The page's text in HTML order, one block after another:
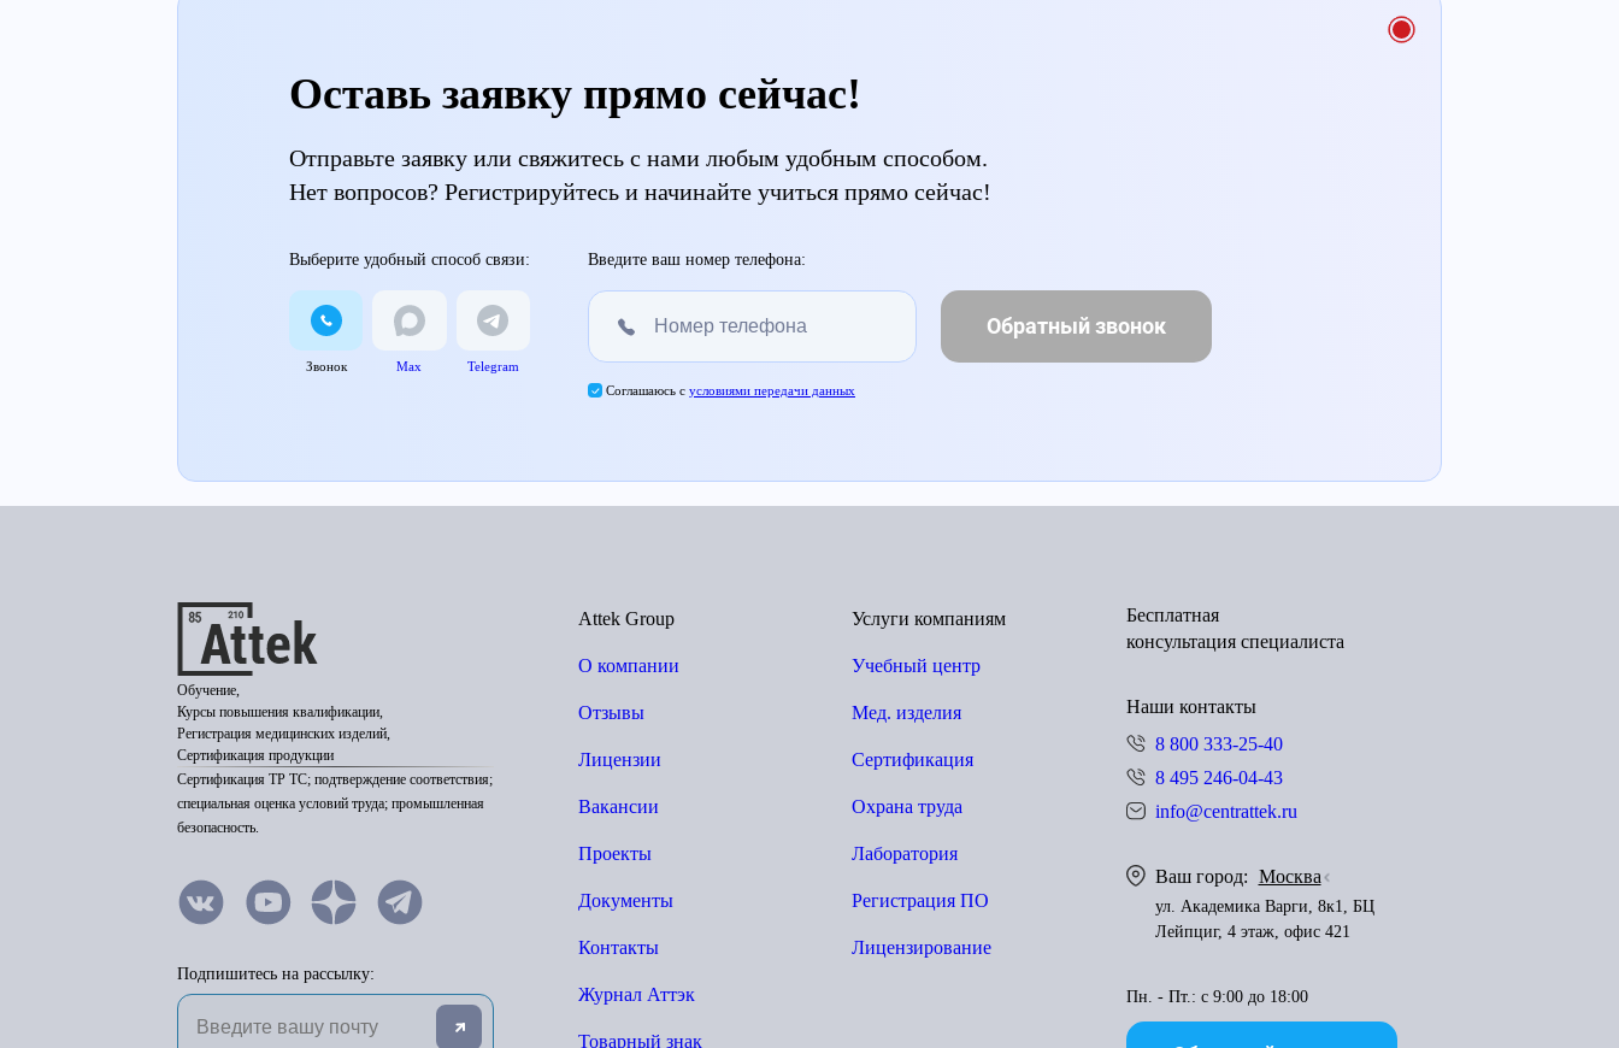
Оставь заявку прямо сейчас!
Отправьте заявку или свяжитесь с нами любым удобным способом.
Нет вопросов? Регистрируйтесь и начинайте учиться прямо сейчас!
Выберите удобный способ связи:
Звонок Max Telegram
Введите ваш номер телефона:
Обратный звонок
Соглашаюсь с условиями передачи данных
Обучение,
Курсы повышения квалификации,
Регистрация медицинских изделий,
Сертификация продукции
Сертификация ТР ТС; подтверждение соответствия;
специальная оценка условий труда; промышленная
безопасность.
Подпишитесь на рассылку:
Attek Group
О компании
Отзывы
Лицензии
Вакансии
Проекты
Документы
Контакты
Журнал Аттэк
Товарный знак
Услуги компаниям
Учебный центр
Мед. изделия
Сертификация
Охрана труда
Лаборатория
Регистрация ПО
Лицензирование
Бесплатная
консультация специалиста
Наши контакты
8 800 333-25-40
8 495 246-04-43
info@centrattek.ru
Ваш город: Москва
ул. Академика Варги, 8к1, БЦ
Лейпциг, 4 этаж, офис 421
Пн. - Пт.: с 9:00 до 18:00